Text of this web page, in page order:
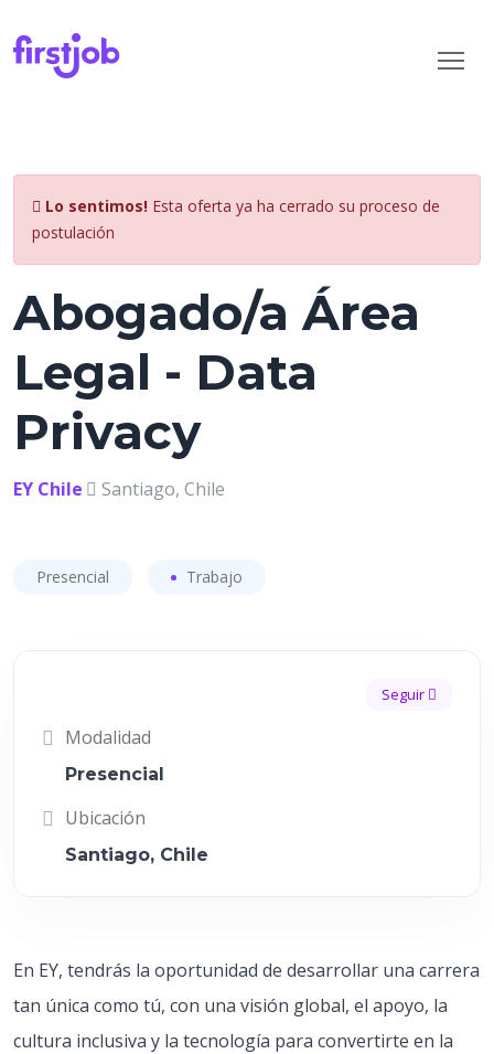
Lo sentimos! Esta oferta ya ha cerrado su proceso de
postulación
Abogado/a Área
Legal - Data
Privacy
EY Chile Santiago, Chile
Presencial Trabajo
Seguir
Modalidad
Presencial
Ubicación
Santiago, Chile
En EY, tendrás la oportunidad de desarrollar una carrera
tan única como tú, con una visión global, el apoyo, la
cultura inclusiva y la tecnología para convertirte en la